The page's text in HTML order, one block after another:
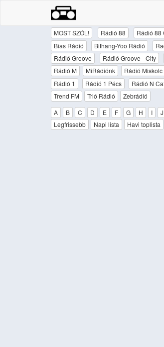
MOST SZÓL! Rádió 88 Rádió 88
Bias Rádió
Bithang-Yoo Rádió
Rádió Groove
Rádió Groove - City
Rádió M
MiRádiónk Rádió Miskolc
Rádió 1
Rádió 1 Pécs Rádió N
Trend FM
Trió Rádió
Zebrádió
A
B C D E F G H I J
Legfrissebb
Napi lista Havi toplista